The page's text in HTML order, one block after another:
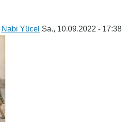
Nabi Yücel Sa., 10.09.2022 - 17:38